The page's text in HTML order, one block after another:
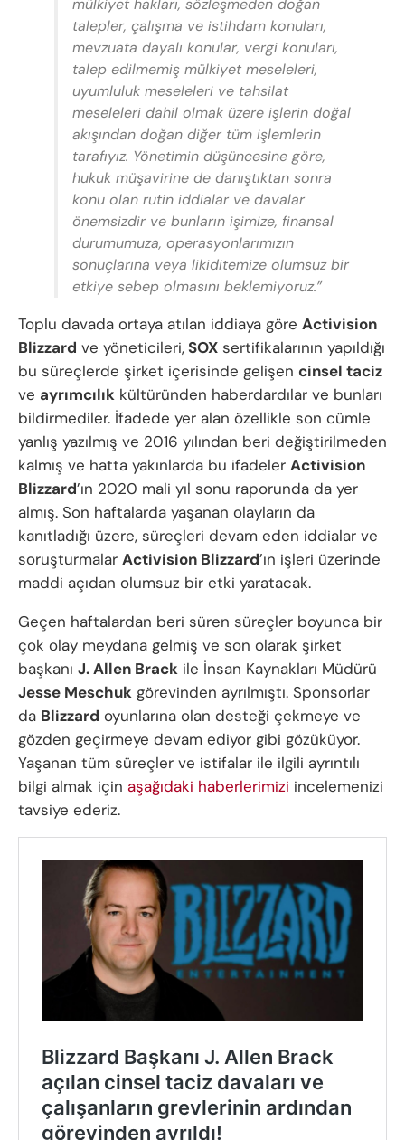
mülkiyet hakları, sözleşmeden doğan
talepler, çalışma ve istihdam konuları,
mevzuata dayalı konular, vergi konuları,
talep edilmemiş mülkiyet meseleleri,
uyumluluk meseleleri ve tahsilat
meseleleri dahil olmak üzere işlerin doğal
akışından doğan diğer tüm işlemlerin
tarafıyız. Yönetimin düşüncesine göre,
hukuk müşavirine de danıştıktan sonra
konu olan rutin iddialar ve davalar
önemsizdir ve bunların işimize, finansal
durumumuza, operasyonlarımızın
sonuçlarına veya likiditemize olumsuz bir
etkiye sebep olmasını beklemiyoruz.”
Toplu davada ortaya atılan iddiaya göre Activision
Blizzard ve yöneticileri,SOX sertifikalarının yapıldığı
bu süreçlerde şirket içerisinde gelişen cinsel taciz
ve ayrımcılık kültüründen haberdardılar ve bunları
bildirmediler. İfadede yer alan özellikle son cümle
yanlış yazılmış ve 2016 yılından beri değiştirilmeden
kalmış ve hatta yakınlarda bu ifadeler Activision
Blizzard’ın 2020 mali yıl sonu raporunda da yer
almış. Son haftalarda yaşanan olayların da
kanıtladığı üzere, süreçleri devam eden iddialar ve
soruşturmalar Activision Blizzard’ın işleri üzerinde
maddi açıdan olumsuz bir etki yaratacak.
Geçen haftalardan beri süren süreçler boyunca bir
çok olay meydana gelmiş ve son olarak şirket
başkanı J. Allen Brack ile İnsan Kaynakları Müdürü
Jesse Meschuk görevinden ayrılmıştı. Sponsorlar
da Blizzard oyunlarına olan desteği çekmeye ve
gözden geçirmeye devam ediyor gibi gözüküyor.
Yaşanan tüm süreçler ve istifalar ile ilgili ayrıntılı
bilgi almak için aşağıdaki haberlerimizi incelemenizi
tavsiye ederiz.